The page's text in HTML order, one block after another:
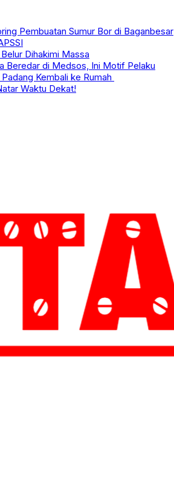
Pembuatan Sumur Bor di Baganbesar
Dihakimi Massa
Beredar di Medsos, Ini Motif Pelaku
Kembali ke Rumah
Waktu Dekat!